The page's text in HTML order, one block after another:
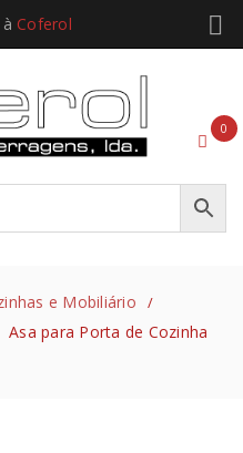
Coferol
0
e Mobiliário /
Asa para Porta de Cozinha